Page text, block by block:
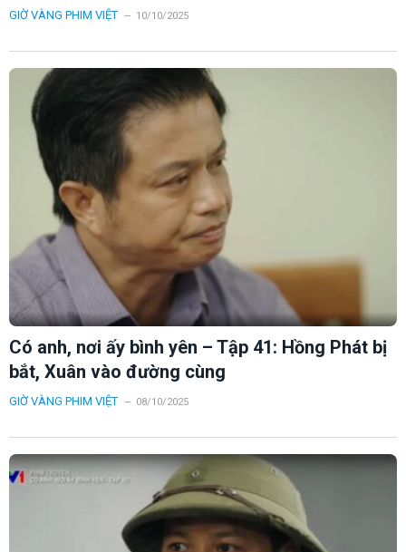
GIỜ VÀNG PHIM VIỆT 10/10/2025
Có anh, nơi ấy bình yên – Tập 41: Hồng Phát bị
bắt, Xuân vào đường cùng
GIỜ VÀNG PHIM VIỆT 08/10/2025